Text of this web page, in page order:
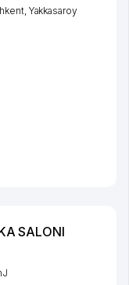
, Yakkasaroy
SALONI